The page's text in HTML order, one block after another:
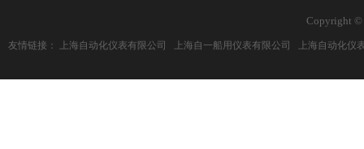
Copyright ©
友情链接： 上海自动化仪表有限公司 上海自一船用仪表有限公司 上海自动化仪